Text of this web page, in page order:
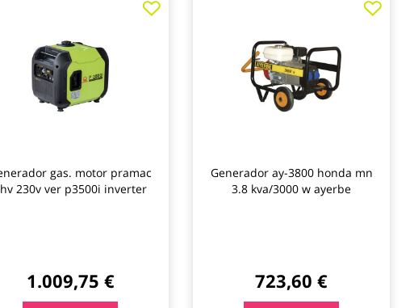
gas. motor pramac
230v ver p3500i inverter
1.009,75 €
Generador ay-3800 honda mn
3.8 kva/3000 w ayerbe
723,60 €